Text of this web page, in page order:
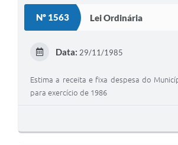
Nº 1563 Lei Ordinária
Data: 29/11/1985
Estima a receita e fixa despesa do
para exercício de 1986